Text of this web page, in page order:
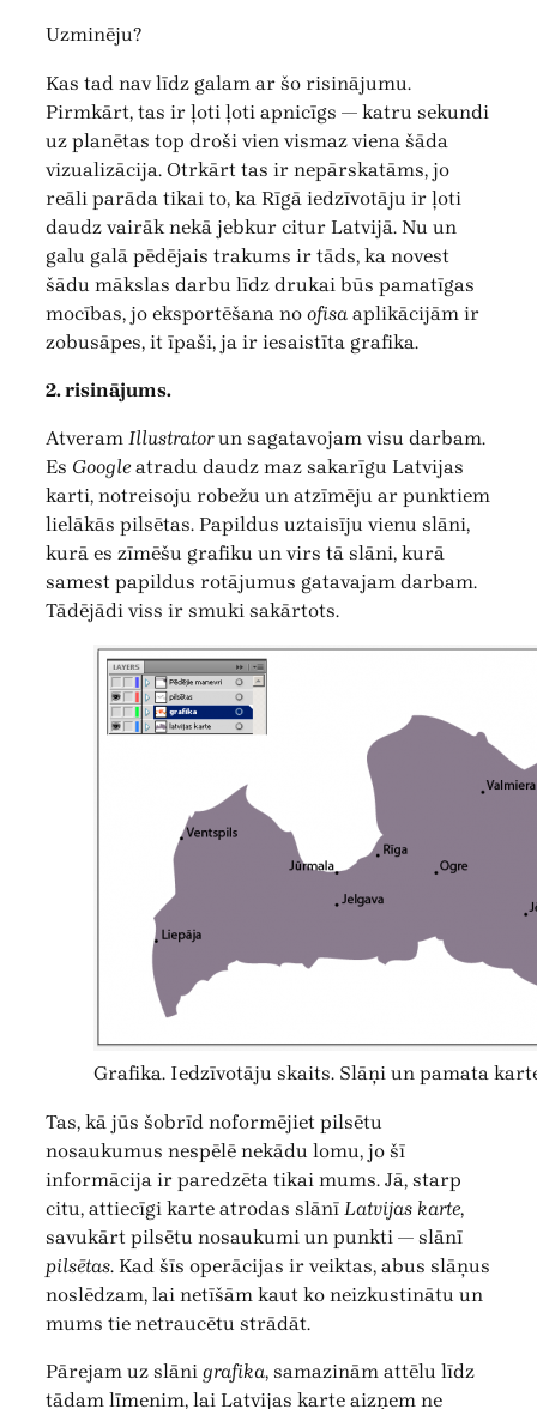
Uzminēju?
Kas tad nav līdz galam ar šo risinājumu.
Pirmkārt, tas ir ļoti ļoti apnicīgs — katru sekundi
uz planētas top droši vien vismaz viena šāda
vizualizācija. Otrkārt tas ir nepārskatāms, jo
reāli parāda tikai to, ka Rīgā iedzīvotāju ir ļoti
daudz vairāk nekā jebkur citur Latvijā. Nu un
galu galā pēdējais trakums ir tāds, ka novest
šādu mākslas darbu līdz drukai būs pamatīgas
mocības, jo eksportēšana no ofisa aplikācijām ir
zobusāpes, it īpaši, ja ir iesaistīta grafika.
2. risinājums.
Atveram Illustratorun sagatavojam visu darbam.
Es Googleatradu daudz maz sakarīgu Latvijas
karti, notreisoju robežu un atzīmēju ar punktiem
lielākās pilsētas. Papildus uztaisīju vienu slāni,
kurā es zīmēšu grafiku un virs tā slāni, kurā
samest papildus rotājumus gatavajam darbam.
Tādējādi viss ir smuki sakārtots.
Grafika. Iedzīvotāju skaits. Slāņi un pamata
Tas, kā jūs šobrīd noformējiet pilsētu
nosaukumus nespēlē nekādu lomu, jo šī
informācija ir paredzēta tikai mums. Jā, starp
citu, attiecīgi karte atrodas slānī Latvijas karte,
savukārt pilsētu nosaukumi un punkti — slānī
pilsētas. Kad šīs operācijas ir veiktas, abus slāņus
noslēdzam, lai netīšām kaut ko neizkustinātu un
mums tie netraucētu strādāt.
Pārejam uz slāni grafika, samazinām attēlu līdz
tādam līmenim, lai Latvijas karte aizņem ne